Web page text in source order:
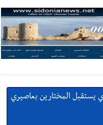
المختارين بعاصيري